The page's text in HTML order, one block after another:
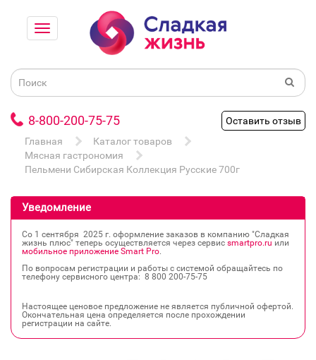
8-800-200-75-75
Оставить отзыв
Главная
Каталог товаров
Мясная гастрономия
Пельмени Сибирская Коллекция Русские 700г
Уведомление
Со 1 сентября 2025 г. оформление заказов в компанию "Сладкая
жизнь плюс" теперь осуществляется через сервис smartpro.ru или
мобильное приложение Smart Pro.
По вопросам регистрации и работы с системой обращайтесь по
телефону сервисного центра: 8 800 200‐75‐75
Настоящее ценовое предложение не является публичной офертой.
Окончательная цена определяется после прохождении
регистрации на сайте.